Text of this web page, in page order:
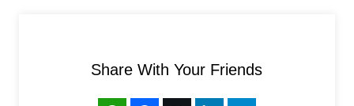
Share With Your Friends